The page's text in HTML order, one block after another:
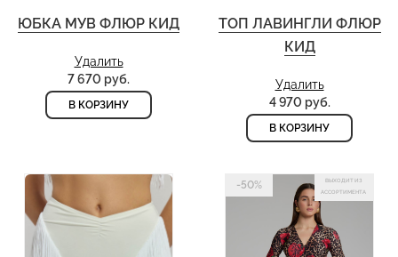
ЮБКА МУВ ФЛЮР КИД
Удалить
7 670 руб.
В КОРЗИНУ
ТОП ЛАВИНГЛИ ФЛЮР
КИД
Удалить
4 970 руб.
В КОРЗИНУ
ВЫХОДИТ ИЗ
АССОРТИМЕНТА
-50%